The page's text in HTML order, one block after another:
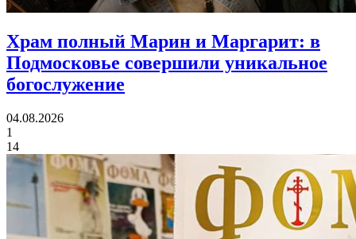
Храм полный Марин и Маргарит: в
Подмосковье совершили уникальное
богослужение
04.08.2026
1
14